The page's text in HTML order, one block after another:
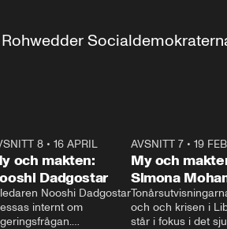
8• 16 APRIL
och makten:
Dadgostar
Nooshi Dadgostar
internt om
AVSNITT 7• 19
My och
Simona
och och krisen i
står i fokus i det